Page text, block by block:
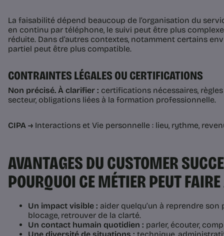
La faisabilité dépend beaucoup de l’organisation du
en continu par téléphone, le suivi peut être plus
réduite. Dans d’autres contextes, notamment certains
partiel peut être plus compatible.
CONTRAINTES LÉGALES OU CERTIFICATIONS
Non précisé. À clarifier : certifications nécessaires,
secteur, obligations liées à la formation professionnelle.
CIPA → Interactions et Vie personnelle : lieu, rythme,
AVANTAGES DU CUSTOMER
POURQUOI CE MÉTIER PEUT
Un impact visible : aider quelqu’un à reprendre son
blocage, retrouver de la clarté.
Un contact humain quotidien : parler, écouter,
Une diversité de situations : technique,